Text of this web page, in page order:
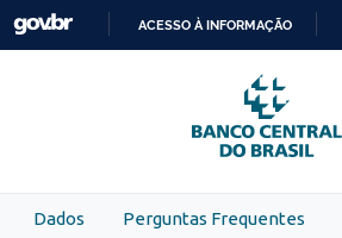
Skip to main content
PARA
O
CONTEÚDO
ACESSO À INFORMAÇÃO
Dados Perguntas Frequentes